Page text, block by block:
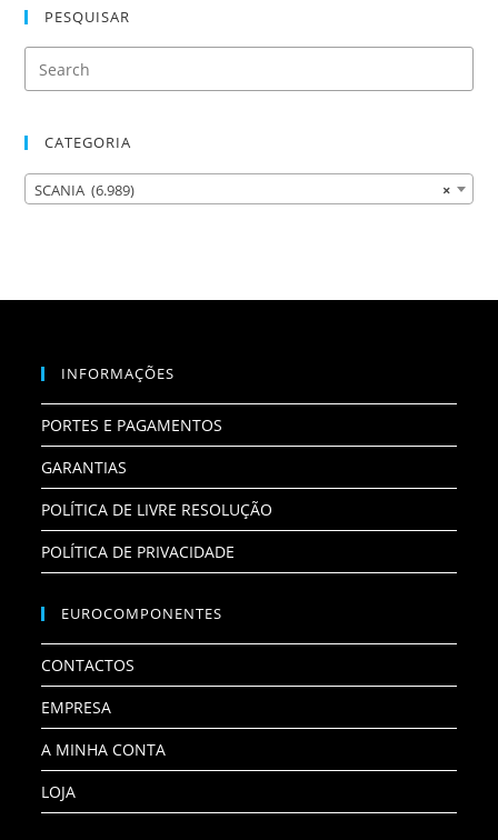
PESQUISAR
CATEGORIA
×
SCANIA (6.989)
INFORMAÇÕES
PORTES E PAGAMENTOS
GARANTIAS
POLÍTICA DE LIVRE RESOLUÇÃO
POLÍTICA DE PRIVACIDADE
EUROCOMPONENTES
CONTACTOS
EMPRESA
A MINHA CONTA
LOJA